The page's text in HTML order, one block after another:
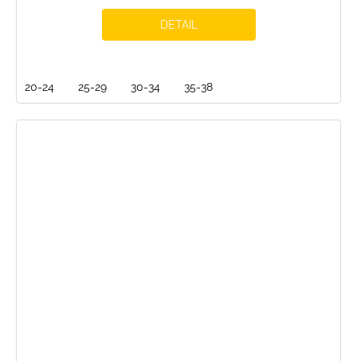
DETAIL
20-24 25-29 30-34 35-38